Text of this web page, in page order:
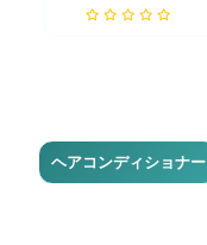
ヘアコンディショナー